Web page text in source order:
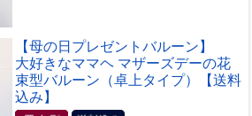
【母の日プレゼントバルーン】
大好きなママヘ マザーズデーの花
束型バルーン（卓上タイプ）【送料
込み】